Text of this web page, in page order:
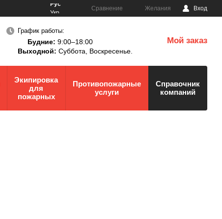
Рус
Укр
Сравнение Желания Вход
График работы:
Будние: 9:00–18:00
Выходной: Суббота, Воскресенье.
Мой заказ
Экипировка
для
пожарных
Противопожарные
услуги
Справочник
компаний